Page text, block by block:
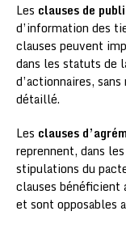
Les clauses de
d’information des
clauses peuvent
dans les statuts de
d’actionnaires,
détaillé.
Les clauses
reprennent, dans
stipulations du
clauses bénéficient
et sont opposables